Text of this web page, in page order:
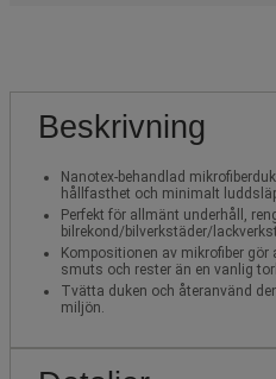
Beskrivning
Nanotex-behandlad
hållfasthet och minimalt
Perfekt för allmänt underhåll,
bilrekond/bilverkstäder/
Kompositionen av mikrofiber
smuts och rester än en vanlig
Tvätta duken och återanvänd
miljön.